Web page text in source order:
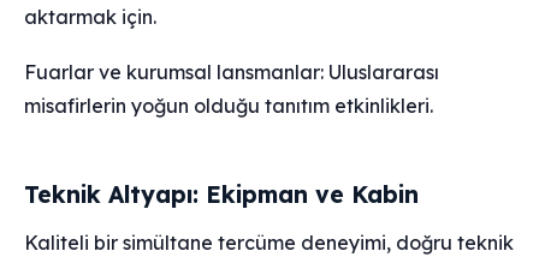
aktarmak için.
Fuarlar ve kurumsal lansmanlar: Uluslararası
misafirlerin yoğun olduğu tanıtım etkinlikleri.
Teknik Altyapı: Ekipman ve Kabin
Kaliteli bir simültane tercüme deneyimi, doğru teknik